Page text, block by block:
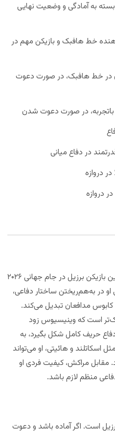
به آمادگی و وضعیت نهایی
خط هافبک و بازیکن مهم در
در خط هافبک، در صورت دعوت
در صورت دعوت شدن
در دفاع میانی
دروازه
دروازه
وینیسیوس جونیور شاید مهم‌ترین بازیکن برزیل در جام جهانی ۲۰۲۶
او در به‌هم‌ریختن ساختار دفاعی،
مدافعان تبدیل می‌کند.
است که وینیسیوس زود
حریف کامل شکل بگیرد، به
اسکاتلند و هائیتی، او می‌تواند
مقابل مراکش، کیفیت فردی او
منظم لازم باشد.
است. اگر آماده باشد و دعوت